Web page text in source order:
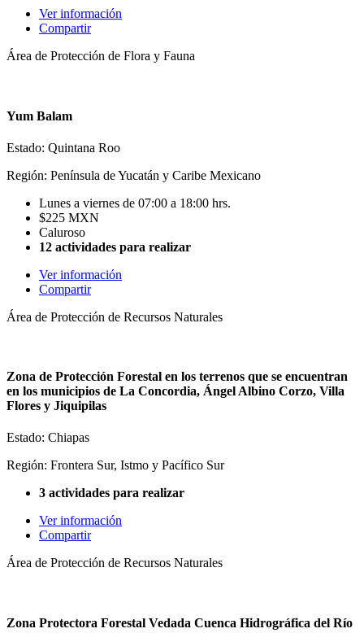
Ver información
Compartir
Área de Protección de Flora y Fauna
Yum Balam
Estado: Quintana Roo
Región: Península de Yucatán y Caribe Mexicano
Lunes a viernes de 07:00 a 18:00 hrs.
$225 MXN
Caluroso
12 actividades para realizar
Ver información
Compartir
Área de Protección de Recursos Naturales
Zona de Protección Forestal en los terrenos que se encuentran
en los municipios de La Concordia, Ángel Albino Corzo, Villa
Flores y Jiquipilas
Estado: Chiapas
Región: Frontera Sur, Istmo y Pacífico Sur
3 actividades para realizar
Ver información
Compartir
Área de Protección de Recursos Naturales
Zona Protectora Forestal Vedada Cuenca Hidrográfica del Río